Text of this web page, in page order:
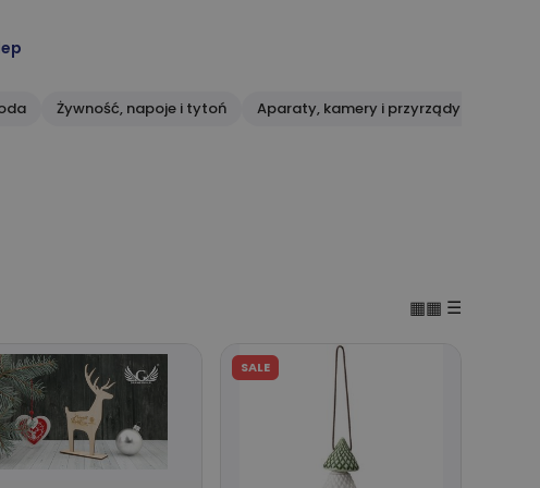
Żywność, napoje i tytoń Aparaty, kamery i przyrządy optyczne
▦▦ ☰
SALE